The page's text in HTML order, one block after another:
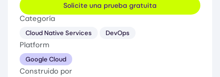
Solicite una prueba gratuita
Categoría
Cloud Native Services DevOps
Platform
Google Cloud
Construido por